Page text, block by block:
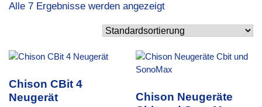
Alle 7 Ergebnisse werden angezeigt
Chison CBit 4
Neugerät
Chison Neugeräte